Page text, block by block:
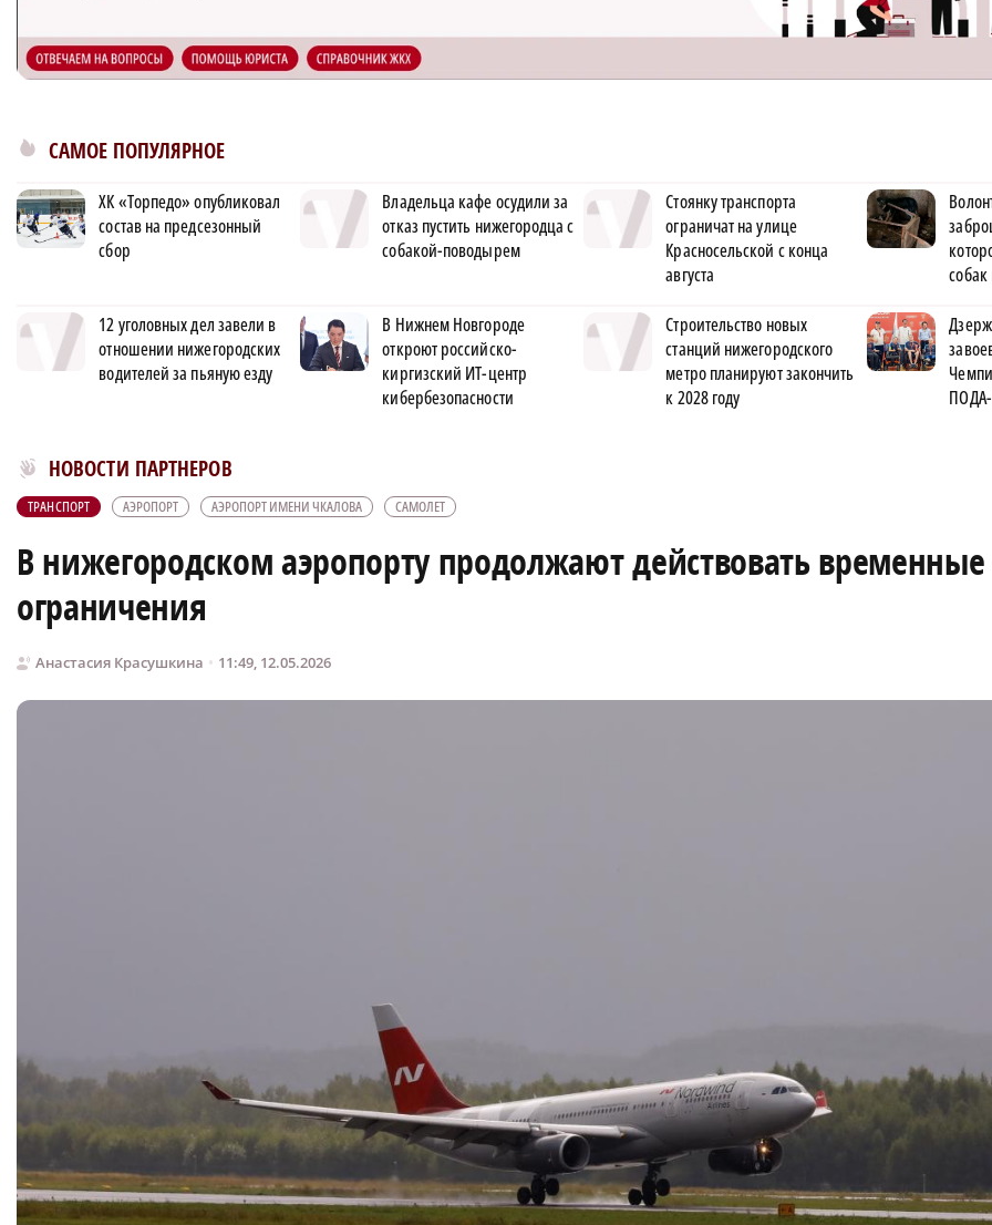
САМОЕ ПОПУЛЯРНОЕ
ХК «Торпедо» опубликовал
состав на предсезонный
сбор
Владельца кафе осудили за
отказ пустить нижегородца с
собакой-поводырем
Стоянку транспорта
ограничат на улице
Красносельской с конца
августа
12 уголовных дел завели в
отношении нижегородских
водителей за пьяную езду
В Нижнем Новгороде
откроют российско-
киргизский ИТ-центр
кибербезопасности
Строительство новых
станций нижегородского
метро планируют закончить
к 2028 году
ПОДА-
НОВОСТИ ПАРТНЕРОВ
Новости МирТесен
ТРАНСПОРТ АЭРОПОРТ АЭРОПОРТ ИМЕНИ ЧКАЛОВА САМОЛЕТ
В нижегородском аэропорту продолжают действовать временные
ограничения
Анастасия Красушкина 11:49, 12.05.2026